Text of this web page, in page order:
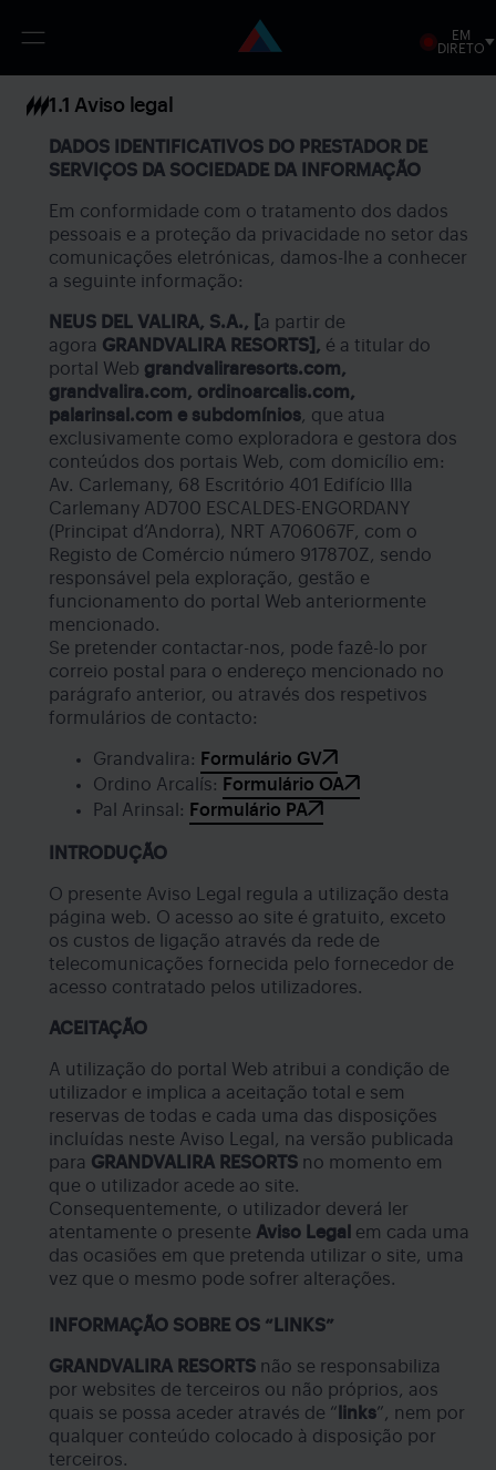
para
conteúdo
principal
Open
EM
DIRETO
1.1 Aviso legal
DADOS IDENTIFICATIVOS DO PRESTADOR DE
SERVIÇOS DA SOCIEDADE DA INFORMAÇÃO
Em conformidade com o tratamento dos dados
pessoais e a proteção da privacidade no setor das
comunicações eletrónicas, damos-lhe a conhecer
a seguinte informação:
NEUS DEL VALIRA, S.A., [ a partir de
agora GRANDVALIRA RESORTS], é a titular do
portal Web grandvaliraresorts.com,
grandvalira.com, ordinoarcalis.com,
palarinsal.com e subdomínios, que atua
exclusivamente como exploradora e gestora dos
conteúdos dos portais Web, com domicílio em:
Av. Carlemany, 68 Escritório 401 Edifício Illa
Carlemany AD700 ESCALDES-ENGORDANY
(Principat d’Andorra), NRT A706067F, com o
Registo de Comércio número 917870Z, sendo
responsável pela exploração, gestão e
funcionamento do portal Web anteriormente
mencionado.
Se pretender contactar-nos, pode fazê-lo por
correio postal para o endereço mencionado no
parágrafo anterior, ou através dos respetivos
formulários de contacto:
Grandvalira: Formulário GV
Ordino Arcalís: Formulário OA
Pal Arinsal: Formulário PA
INTRODUÇÃO
O presente Aviso Legal regula a utilização desta
página web. O acesso ao site é gratuito, exceto
os custos de ligação através da rede de
telecomunicações fornecida pelo fornecedor de
acesso contratado pelos utilizadores.
ACEITAÇÃO
A utilização do portal Web atribui a condição de
utilizador e implica a aceitação total e sem
reservas de todas e cada uma das disposições
incluídas neste Aviso Legal, na versão publicada
para GRANDVALIRA RESORTS no momento em
que o utilizador acede ao site.
Consequentemente, o utilizador deverá ler
atentamente o presente Aviso Legal
em cada uma
das ocasiões em que pretenda utilizar o site, uma
vez que o mesmo pode sofrer alterações.
INFORMAÇÃO SOBRE OS “LINKS”
GRANDVALIRA RESORTS não se responsabiliza
por websites de terceiros ou não próprios, aos
quais se possa aceder através de “ links”, nem por
qualquer conteúdo colocado à disposição por
terceiros.